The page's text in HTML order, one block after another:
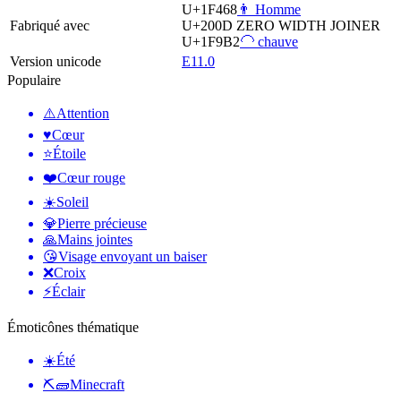
Fabriqué avec
U+1F468 👨 Homme
U+200D ZERO WIDTH JOINER
U+1F9B2🦲 chauve
Version unicode
E11.0
Populaire
⚠️Attention
♥️Cœur
⭐Étoile
❤️Cœur rouge
☀️Soleil
💎Pierre précieuse
🙏Mains jointes
😘Visage envoyant un baiser
❌Croix
⚡Éclair
Émoticônes thématique
☀️Été
⛏🧱Minecraft